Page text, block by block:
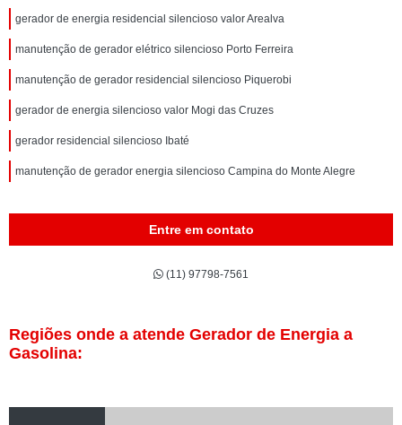
gerador de energia residencial silencioso valor Arealva
manutenção de gerador elétrico silencioso Porto Ferreira
manutenção de gerador residencial silencioso Piquerobi
gerador de energia silencioso valor Mogi das Cruzes
gerador residencial silencioso Ibaté
manutenção de gerador energia silencioso Campina do Monte Alegre
Entre em contato
(11) 97798-7561
Regiões onde a atende Gerador de Energia a
Gasolina: